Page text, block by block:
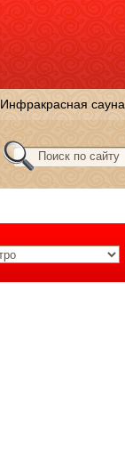
Инфракрасная сауна